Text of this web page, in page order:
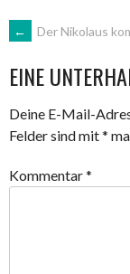
ARTIKEL-
← Der Nikolaus
EINE
Deine E-Mail-
Felder sind mit*
Kommentar*